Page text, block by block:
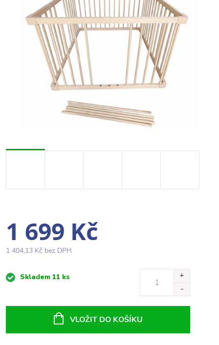
1 699 Kč
1 404,13 Kč bez DPH
MěrnáSkladem 11 ks
VLOŽIT DO KOŠÍKU